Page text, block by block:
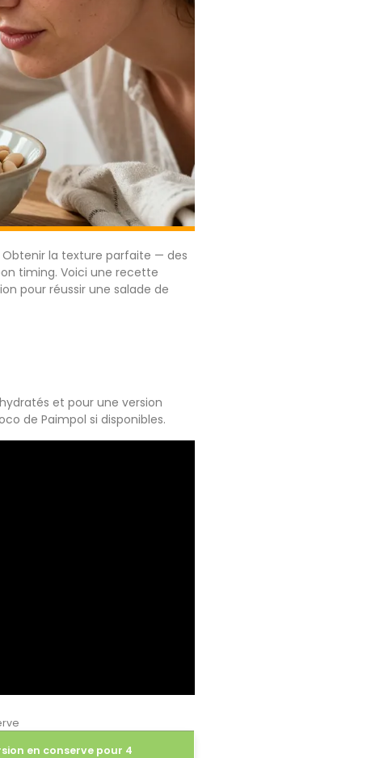
Obtenir la texture parfaite — des
timing. Voici une recette
pour réussir une salade de
et pour une version
de Paimpol si disponibles.
en conserve pour 4